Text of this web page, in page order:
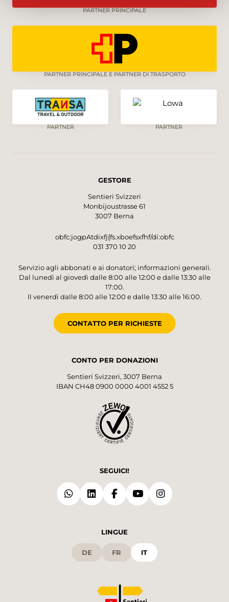
PARTNER PRINCIPALE
PARTNER PRINCIPALE E PARTNER DI TRASPORTO
PARTNER PARTNER
GESTORE
Sentieri Svizzeri
Monbijoustrasse 61
3007 Berna
obfc:jogpAtdixfj{fs.xboefsxfhf/di:obfc
031 370 10 20
Servizio agli abbonati e ai donatori; informazioni generali.
Dal lunedì al giovedì dalle 8:00 alle 12:00 e dalle 13:30 alle
17:00.
Il venerdì dalle 8:00 alle 12:00 e dalle 13:30 alle 16:00.
CONTATTO PER RICHIESTE
CONTO PER DONAZIONI
Sentieri Svizzeri, 3007 Berna
IBAN CH48 0900 0000 4001 4552 5
SEGUICI!
LINGUE
DE FR IT